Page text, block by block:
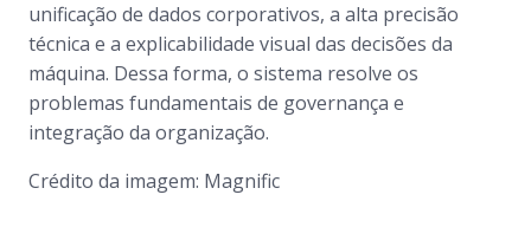
unificação de dados corporativos, a alta precisão
técnica e a explicabilidade visual das decisões da
máquina. Dessa forma, o sistema resolve os
problemas fundamentais de governança e
integração da organização.
Crédito da imagem: Magnific